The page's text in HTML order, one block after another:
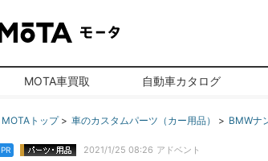
MOTA車買取 自動車カタログ
MOTAトップ 車のカスタムパーツ（カー用品） BMWナ
PR 2021/1/25 08:26 アドベント